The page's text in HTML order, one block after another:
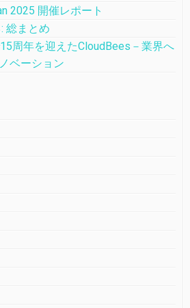
2025 開催レポート
総まとめ
周年を迎えたCloudBees－業界へ
ベーション